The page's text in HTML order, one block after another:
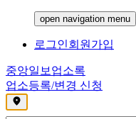
open navigation menu
로그인회원가입
중앙일보 업소록
업소등록/변경 신청
,